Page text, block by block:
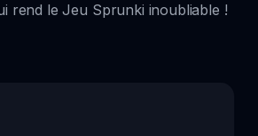
rend le Jeu Sprunki inoubliable !